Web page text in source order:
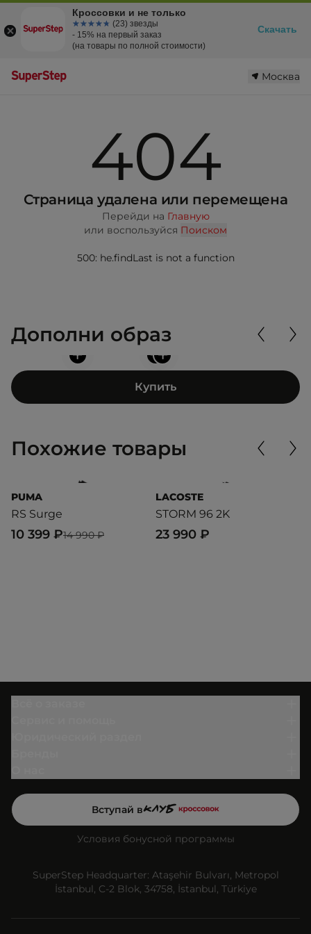
Москва
404
Страница удалена или перемещена
Перейди на Главную
или воспользуйся Поиском
500: he.findLast is not a function
Дополни образ
+
+ +
Купить
Похожие товары
PUMA
RS Surge
14 990 ₽
10 399 ₽
LACOSTE
STORM 96 2K
23 990 ₽
Вступай в
Условия бонусной программы
SuperStep Headquarter: Ataşehir Bulvarı, Metropol
İstanbul, C-2 Blok, 34758, İstanbul, Türkiye
Кроссовки и не только
☆☆☆☆☆
★★★★★ (23) звезды
- 15% на первый заказ
(на товары по полной стоимости)
Скачать